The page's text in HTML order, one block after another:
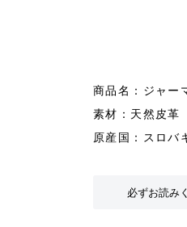
商品名：ジャー
素材：天然皮革
原産国：スロバ
必ずお読み